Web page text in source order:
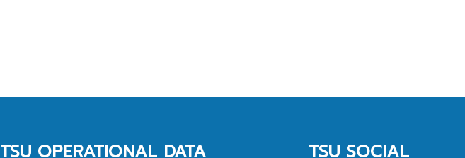
TSU OPERATIONAL DATA TSU SOCIAL